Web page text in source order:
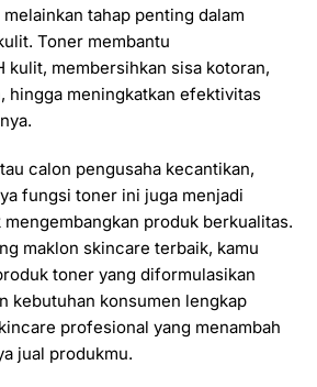
tahap penting dalam
Toner membantu
kulit, membersihkan sisa kotoran,
hingga meningkatkan efektivitas
calon pengusaha kecantikan,
fungsi toner ini juga menjadi
produk berkualitas.
maklon skincare terbaik, kamu
toner yang diformulasikan
kebutuhan konsumen lengkap
profesional yang menambah
jual produkmu.